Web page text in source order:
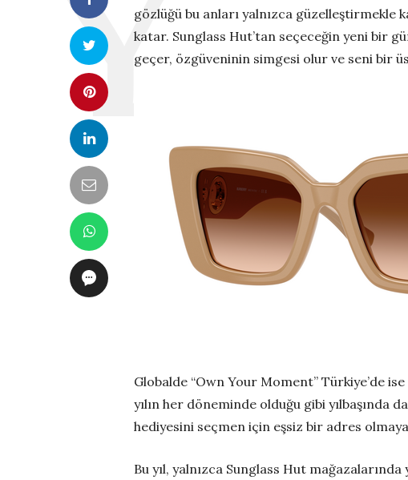
gözlüğü bu anları yalnızca güzelleştirmekle
katar. Sunglass Hut’tan seçeceğin yeni bir
geçer, özgüveninin simgesi olur ve seni bir
Globalde “Own Your Moment” Türkiye’de
yılın her döneminde olduğu gibi yılbaşında
hediyesini seçmen için eşsiz bir adres
Bu yıl, yalnızca Sunglass Hut